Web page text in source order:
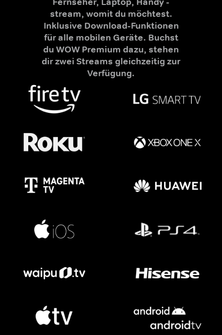
stream, womit du möchtest.
Inklusive Download-Funktionen
für alle mobilen Geräte. Buchst
du WOW Premium dazu, stehen
dir zwei Streams gleichzeitig zur
Verfügung.